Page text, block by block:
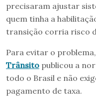
precisaram ajustar
quem tinha a
transição corria risco
Para evitar o
Trânsito publicou a
todo o Brasil e não
pagamento de taxa.